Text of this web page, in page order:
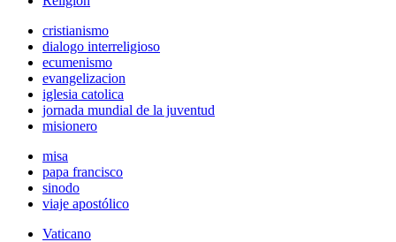
cristianismo
dialogo interreligioso
ecumenismo
evangelizacion
iglesia catolica
jornada mundial de la juventud
misionero
misa
papa francisco
sinodo
viaje apostólico
Vaticano